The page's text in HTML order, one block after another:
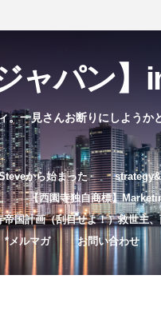
ャパン】
一見さんお断りにしようか
から始まった
【西園寺独自商標】
帝国計画（刮目せよ！）救世主
*メルマガ お問い合わせ